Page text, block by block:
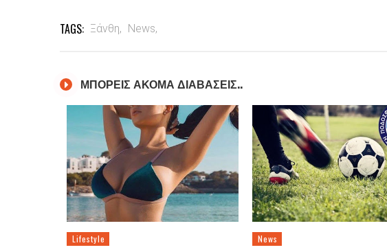
TAGS: Ξάνθη, News,
ΜΠΟΡΕΙΣ ΑΚΟΜΑ ΔΙΑΒΑΣΕΙΣ..
Lifestyle News